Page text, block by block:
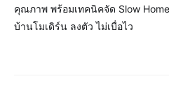
คุณภาพ พร้อมเทคนิคจัด Slow
บ้านโมเดิร์น ลงตัว ไม่เบื่อไว